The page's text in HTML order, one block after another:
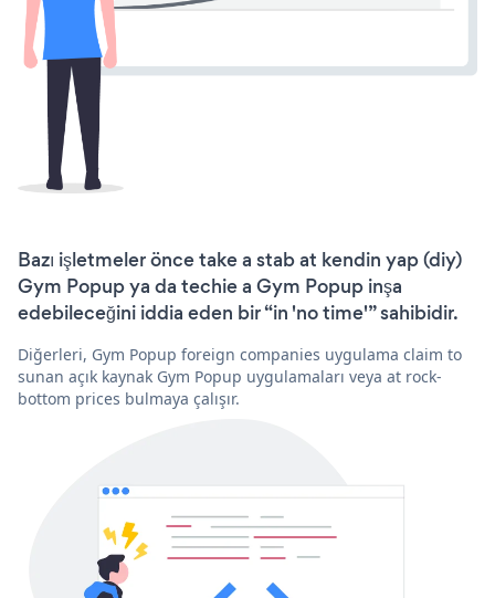
Bazı işletmeler önce take a stab at kendin yap (diy)
Gym Popup ya da techie a Gym Popup inşa
edebileceğini iddia eden bir “in 'no time'” sahibidir.
Diğerleri, Gym Popup foreign companies uygulama claim to
sunan açık kaynak Gym Popup uygulamaları veya at rock-
bottom prices bulmaya çalışır.